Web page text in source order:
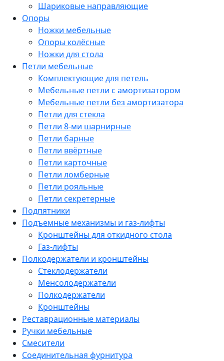
Шариковые направляющие
Опоры
Ножки мебельные
Опоры колёсные
Ножки для стола
Петли мебельные
Комплектующие для петель
Мебельные петли с амортизатором
Мебельные петли без амортизатора
Петли для стекла
Петли 8-ми шарнирные
Петли барные
Петли ввёртные
Петли карточные
Петли ломберные
Петли рояльные
Петли секретерные
Подпятники
Подъемные механизмы и газ-лифты
Кронштейны для откидного стола
Газ-лифты
Полкодержатели и кронштейны
Стеклодержатели
Менсолодержатели
Полкодержатели
Кронштейны
Реставрационные материалы
Ручки мебельные
Смесители
Соединительная фурнитура